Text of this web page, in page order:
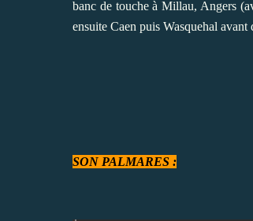
banc de touche à Millau, Angers
ensuite Caen puis Wasquehal
SON PALMARES :